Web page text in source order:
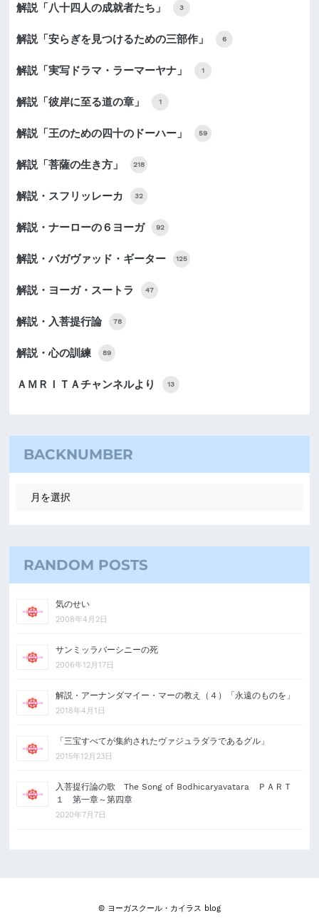
解説「八十四人の成就者たち」 3
解説「安らぎを見つけるための三部作」 6
解説「実写ドラマ・ラーマーヤナ」 1
解説「彼岸に至る道の章」 1
解説「王のための四十のドーハー」 59
解説「菩薩の生き方」 218
解説・スフリッレーカ 32
解説・ナーローの６ヨーガ 92
解説・バガヴァッド・ギーター 125
解説・ヨーガ・スートラ 47
解説・入菩提行論 78
解説・心の訓練 89
ＡＭＲＩＴＡチャンネルより 13
BACKNUMBER
RANDOM POSTS
気のせい
2008年4月2日
サンミッラバーシニーの死
2006年12月17日
解説・アーナンダマイー・マーの教え（４）「永遠のものを」
2018年4月1日
「三宝すべてが集約されたヴァジュラダラであるグル」
2015年12月23日
入菩提行論の歌 The Song of Bodhicaryavatara ＰＡＲＴ
１ 第一章～第四章
2020年7月7日
© ヨーガスクール・カイラス blog